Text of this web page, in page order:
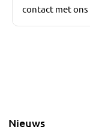
contact met ons
Nieuws